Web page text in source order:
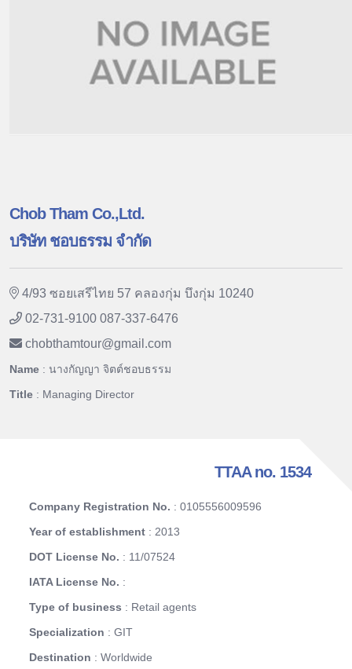
Chob Tham Co.,Ltd.
บริษัท ชอบธรรม จำกัด
4/93 ซอยเสรีไทย 57 คลองกุ่ม บึงกุ่ม 10240
02-731-9100 087-337-6476
chobthamtour@gmail.com
Name : นางกัญญา จิตต์ชอบธรรม
Title : Managing Director
TTAA no. 1534
Company Registration No. : 0105556009596
Year of establishment : 2013
DOT License No. : 11/07524
IATA License No. :
Type of business : Retail agents
Specialization : GIT
Destination : Worldwide